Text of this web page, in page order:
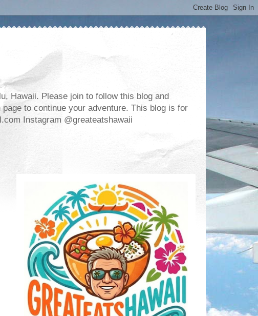
Hawaii. Please join to follow this blog and
to continue your adventure. This blog is for
Instagram @greateatshawaii